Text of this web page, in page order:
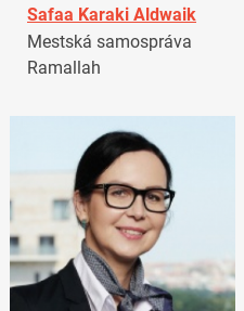
Safaa Karaki Aldwaik
Mestská samospráva
Ramallah